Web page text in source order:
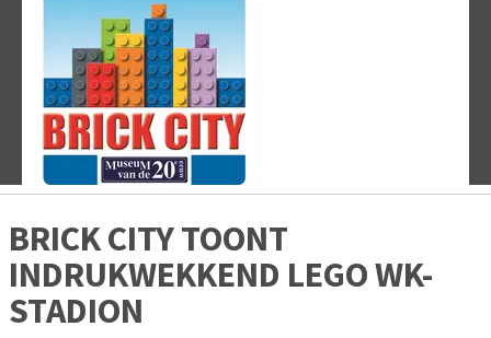
Vorige
BRICK CITY TOONT
INDRUKWEKKEND LEGO WK-
STADION